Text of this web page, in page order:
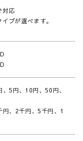
対応
プが選べます。
5円、10円、50円、
円、2千円、5千円、1